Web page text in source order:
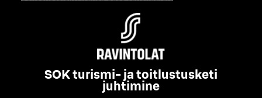
SOK turismi- ja toitlustusketi
juhtimine